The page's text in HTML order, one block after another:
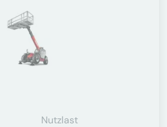
Nutzlast